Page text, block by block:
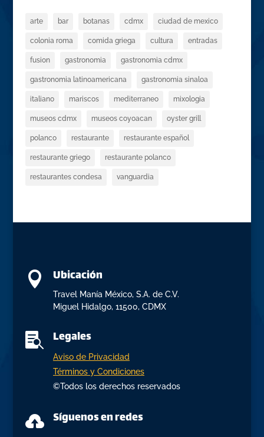
arte bar botanas cdmx ciudad de mexico
colonia roma comida griega cultura entradas
fusion gastronomia gastronomia cdmx
gastronomia latinoamericana gastronomia sinaloa
italiano mariscos mediterraneo mixologia
museos cdmx museos coyoacan oyster grill
polanco restaurante restaurante español
restaurante griego restaurante polanco
restaurantes condesa vanguardia
 Ubicación
Travel Manía México, S.A. de C.V.
Miguel Hidalgo, 11500, CDMX
 Legales
Aviso de Privacidad
Términos y Condiciones
©Todos los derechos reservados
 Síguenos en redes